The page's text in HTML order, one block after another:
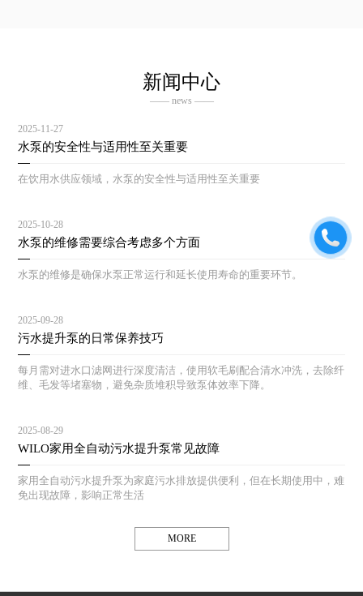
新闻中心
—— news ——
2025-11-27
水泵的安全性与适用性至关重要
在饮用水供应领域，水泵的安全性与适用性至关重要
2025-10-28
水泵的维修需要综合考虑多个方面
水泵的维修是确保水泵正常运行和延长使用寿命的重要环节。
2025-09-28
污水提升泵的日常保养技巧
每月需对进水口滤网进行深度清洁，使用软毛刷配合清水冲洗，去除纤
维、毛发等堵塞物，避免杂质堆积导致泵体效率下降。
2025-08-29
WILO家用全自动污水提升泵常见故障
家用全自动污水提升泵为家庭污水排放提供便利，但在长期使用中，难
免出现故障，影响正常生活
MORE